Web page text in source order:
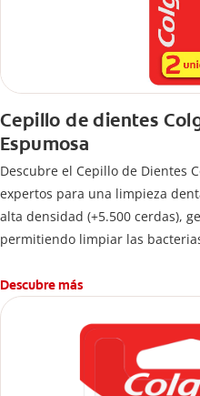
Cepillo de dientes
Espumosa
Descubre el Cepillo de Dientes
expertos para una limpieza
alta densidad (+5.500 cerdas),
permitiendo limpiar las
Descubre más